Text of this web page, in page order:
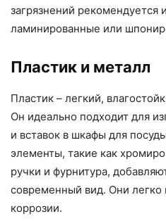
загрязнений рекомендуется
ламинированные или
Пластик и металл
Пластик – легкий,
Он идеально подходит для
и вставок в шкафы для
элементы, такие как
ручки и фурнитура,
современный вид. Они легко
коррозии.